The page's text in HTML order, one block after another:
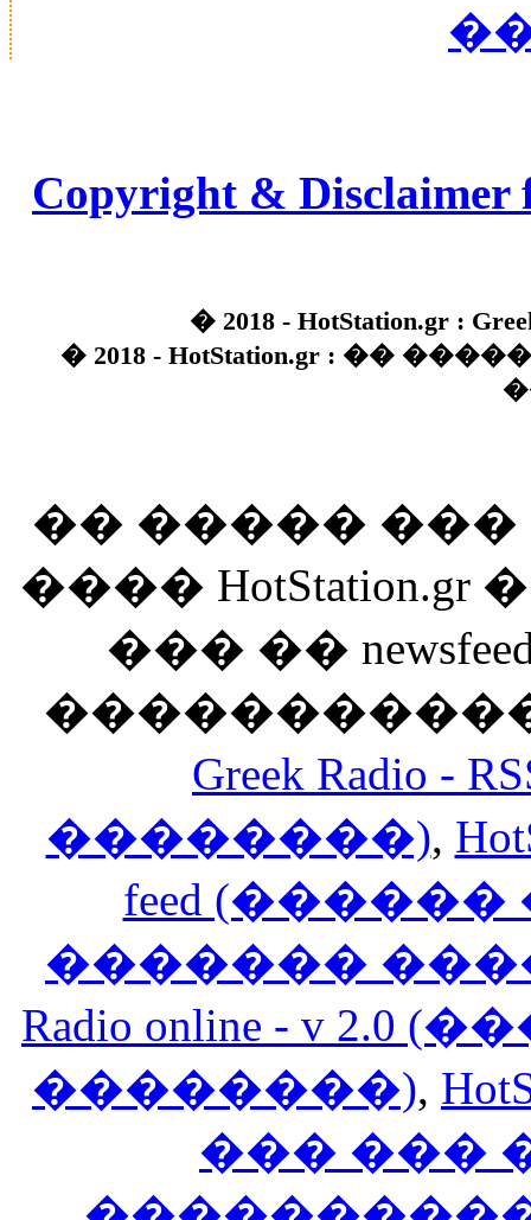
Copyright & Disclaimer
� 2018 - HotStation.gr :
� 2018 - HotStation.gr : ��
�� �����
����
��� ��
Greek Radio
��������),
feed
�������
Radio online - v
��������),
��� ���